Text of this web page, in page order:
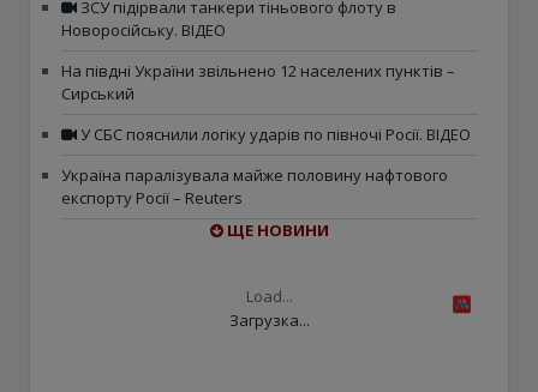
ЗСУ підірвали танкери тіньового флоту в
Новоросійську. ВІДЕО
На півдні України звільнено 12 населених пунктів –
Сирський
У СБС пояснили логіку ударів по півночі Росії. ВІДЕО
Україна паралізувала майже половину нафтового
експорту Росії – Reuters
ЩЕ НОВИНИ
Load...
Загрузка...